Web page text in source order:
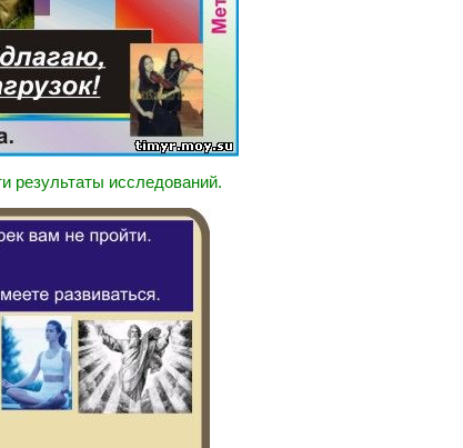
результаты исследований.